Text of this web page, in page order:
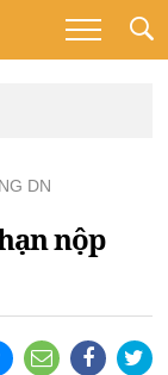
DN
nộp